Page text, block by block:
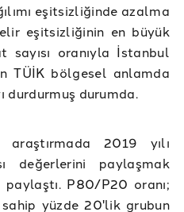
eşitsizliğinde azalma
eşitsizliğinin en büyük
oranıyla İstanbul
TÜİK bölgesel anlamda
durdurmuş durumda.
araştırmada 2019 yılı
değerlerini paylaşmak
P80/P20 oranı;
yüzde 20'lik grubun